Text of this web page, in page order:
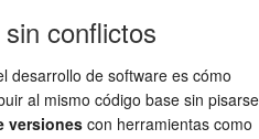
conflictos
desarrollo de software es cómo
al mismo código base sin pisarse
versiones con herramientas como